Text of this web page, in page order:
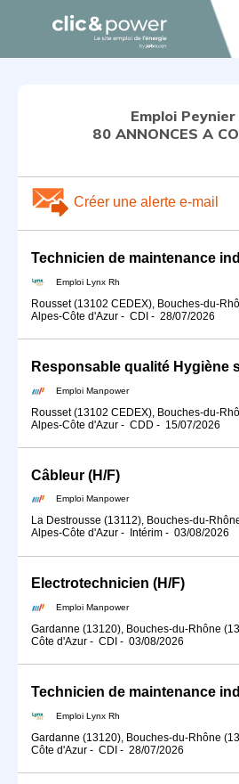
Emploi Peynier
80 ANNONCES A
Créer une alerte e-mail
Technicien de maintenance
Emploi Lynx Rh
Rousset (13102 CEDEX), Bouches-du-
Alpes-Côte d'Azur - CDI - 28/07/2026
Emploi Manpower
Rousset (13102 CEDEX), Bouches-du-
Alpes-Côte d'Azur - CDD - 15/07/2026
Câbleur (H/F)
Emploi Manpower
La Destrousse (13112), Bouches-du-
Alpes-Côte d'Azur - Intérim - 03/08/2026
Electrotechnicien (H/F)
Emploi Manpower
Gardanne (13120), Bouches-du-Rhône
Côte d'Azur - CDI - 03/08/2026
Technicien de maintenance
Emploi Lynx Rh
Gardanne (13120), Bouches-du-Rhône
Côte d'Azur - CDI - 28/07/2026